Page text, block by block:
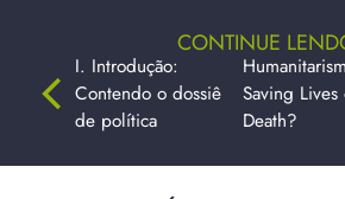
CONTINUE
I. Introdução:
Contendo o dossiê
de política
Saving
Death?